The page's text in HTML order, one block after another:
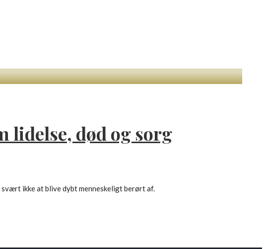
lidelse, død og sorg
ikke at blive dybt menneskeligt berørt af.